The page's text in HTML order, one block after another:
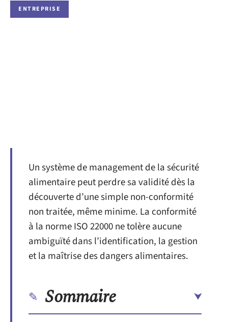
ENTREPRISE
Un système de management de la sécurité
alimentaire peut perdre sa validité dès la
découverte d’une simple non-conformité
non traitée, même minime. La conformité
à la norme ISO 22000 ne tolère aucune
ambiguïté dans l’identification, la gestion
et la maîtrise des dangers alimentaires.
Sommaire